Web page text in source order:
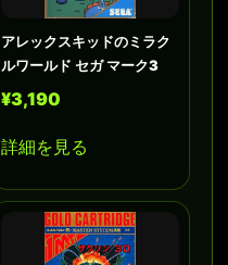
アレックスキッドのミラク
ルワールド セガ マーク3
¥3,190
詳細を見る